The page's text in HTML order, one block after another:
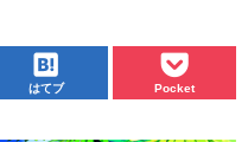
はてブ Pocket